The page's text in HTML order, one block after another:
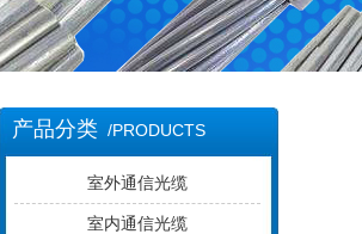
室外通信光缆
室内通信光缆
产品分类 /PRODUCTS